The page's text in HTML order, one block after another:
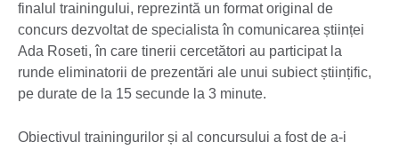
finalul trainingului, reprezintă un format original de
concurs dezvoltat de specialista în comunicarea științei
Ada Roseti, în care tinerii cercetători au participat la
runde eliminatorii de prezentări ale unui subiect științific,
pe durate de la 15 secunde la 3 minute.
Obiectivul trainingurilor și al concursului a fost de a-i